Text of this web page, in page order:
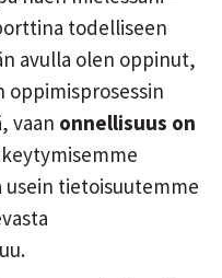
todelliseen
avulla olen oppinut,
oppimisprosessin
vaan onnellisuus on
tietoisuutemme